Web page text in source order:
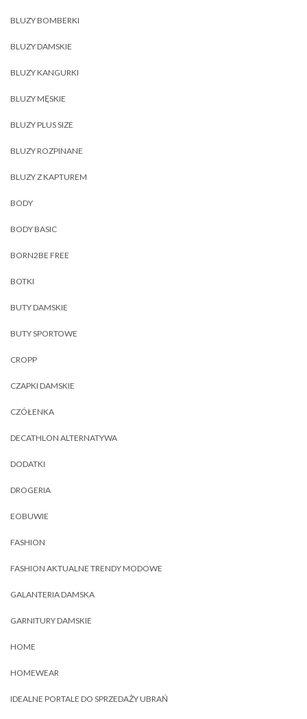
BLUZY BOMBERKI
BLUZY DAMSKIE
BLUZY KANGURKI
BLUZY MĘSKIE
BLUZY PLUS SIZE
BLUZY ROZPINANE
BLUZY Z KAPTUREM
BODY
BODY BASIC
BORN2BE FREE
BOTKI
BUTY DAMSKIE
BUTY SPORTOWE
CROPP
CZAPKI DAMSKIE
CZÓŁENKA
DECATHLON ALTERNATYWA
DODATKI
DROGERIA
EOBUWIE
FASHION
FASHION AKTUALNE TRENDY MODOWE
GALANTERIA DAMSKA
GARNITURY DAMSKIE
HOME
HOMEWEAR
IDEALNE PORTALE DO SPRZEDAŻY UBRAŃ